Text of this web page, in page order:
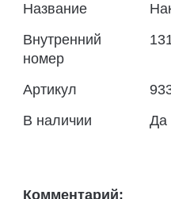
Название
Внутренний
номер
Артикул
В наличии
Да
Комментарий: